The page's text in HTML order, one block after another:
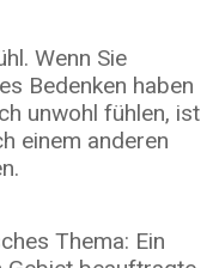
Wenn Sie
Bedenken haben
unwohl fühlen, ist
einem anderen
Thema: Ein